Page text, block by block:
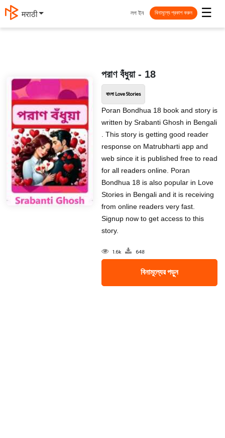
मराठी ☰
লগ ইন বিনামূল্যে প্রকাশ করুন
পরাণ বঁধুয়া - 18
বাংলা Love Stories
Poran Bondhua 18 book and story is
written by Srabanti Ghosh in Bengali
. This story is getting good reader
response on Matrubharti app and
web since it is published free to read
for all readers online. Poran
Bondhua 18 is also popular in Love
Stories in Bengali and it is receiving
from online readers very fast.
Signup now to get access to this
story.
1.6k 648
বিনামূল্যের পড়ুন